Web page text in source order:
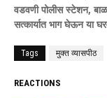
वडवणी पोलीस स्टेशन,
सत्कार्यात भाग घेऊन या
Tags मुक्त व्यासपीठ
REACTIONS